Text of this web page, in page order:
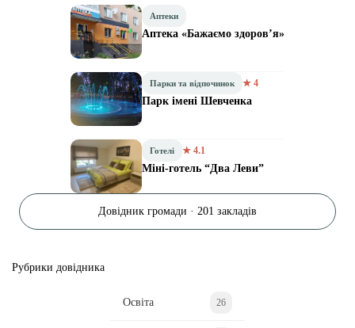
Аптеки
Аптека «Бажаємо здоров’я»
Парки та відпочинок ★ 4
Парк імені Шевченка
Готелі ★ 4.1
Міні-готель “Два Леви”
Довідник громади · 201 закладів
Рубрики довідника
Освіта 26